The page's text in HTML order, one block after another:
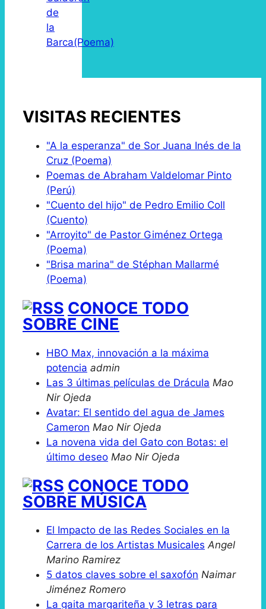
de
la
Barca(Poema)
VISITAS RECIENTES
"A la esperanza" de Sor Juana Inés de la
Cruz (Poema)
Poemas de Abraham Valdelomar Pinto
(Perú)
"Cuento del hijo" de Pedro Emilio Coll
(Cuento)
"Arroyito" de Pastor Giménez Ortega
(Poema)
"Brisa marina" de Stéphan Mallarmé
(Poema)
CONOCE TODO
SOBRE CINE
HBO Max, innovación a la máxima
potencia admin
Las 3 últimas películas de Drácula Mao
Nir Ojeda
Avatar: El sentido del agua de James
Cameron Mao Nir Ojeda
La novena vida del Gato con Botas: el
último deseo Mao Nir Ojeda
CONOCE TODO
SOBRE MÚSICA
El Impacto de las Redes Sociales en la
Carrera de los Artistas Musicales Angel
Marino Ramirez
5 datos claves sobre el saxofón Naimar
Jiménez Romero
La gaita margariteña y 3 letras para